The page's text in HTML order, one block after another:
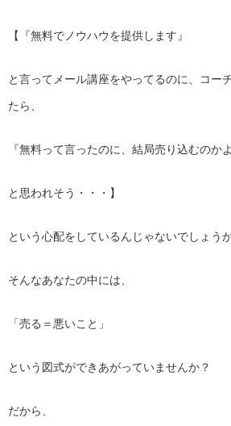
【『無料でノウハウを提供します』
と言ってメール講座をやってるのに、コー
たら、
『無料って言ったのに、結局売り込むのかよ
と思われそう・・・】
という心配をしているんじゃないでしょう
そんなあなたの中には、
「売る＝悪いこと」
という図式ができあがっていませんか？
だから、